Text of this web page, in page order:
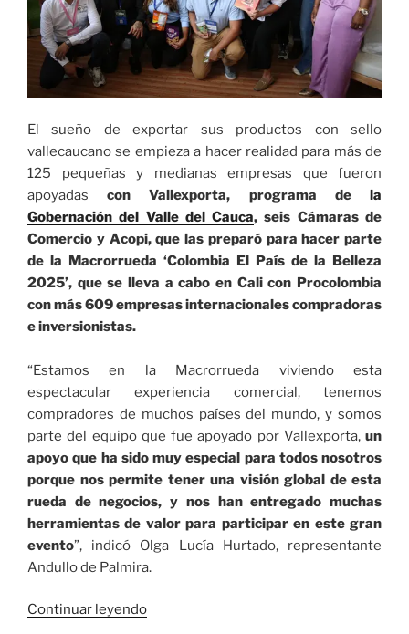
El sueño de exportar sus productos con sello
vallecaucano se empieza a hacer realidad para más de
125 pequeñas y medianas empresas que fueron
apoyadascon Vallexporta, programa dela
Gobernación del Valle del Cauca, seis Cámaras de
Comercio y Acopi, que las preparó para hacer parte
de la Macrorrueda ‘Colombia El País de la Belleza
2025’, que se lleva a cabo en Cali con Procolombia
con más 609 empresas internacionales compradoras
e inversionistas.
“Estamos en la Macrorrueda viviendo esta
espectacular experiencia comercial, tenemos
compradores de muchos países del mundo, y somos
parte del equipo que fue apoyado por Vallexporta, un
apoyo que ha sido muy especial para todos nosotros
porque nos permite tener una visión global de esta
rueda de negocios, y nos han entregado muchas
herramientas de valor para participar en este gran
evento”, indicó Olga Lucía Hurtado, representante
Andullo de Palmira.
Continuar leyendo«125